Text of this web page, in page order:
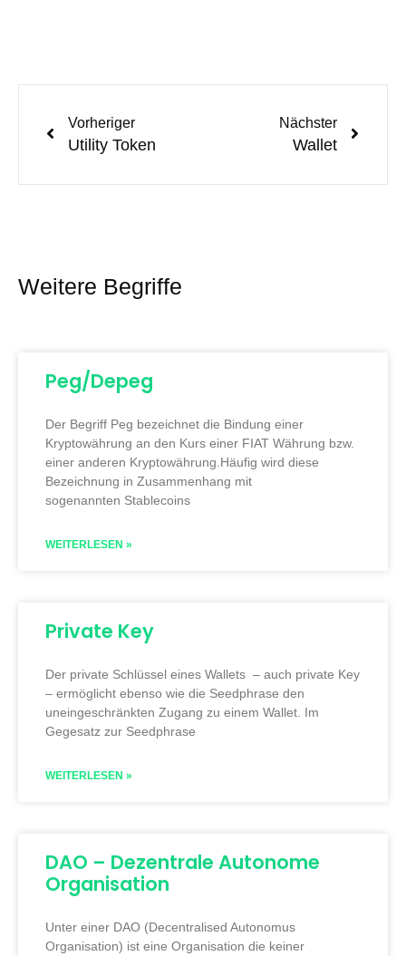
Vorheriger
Utility Token
Nächster
Wallet
Weitere Begriffe
Peg/Depeg
Der Begriff Peg bezeichnet die Bindung einer
Kryptowährung an den Kurs einer FIAT Währung bzw.
einer anderen Kryptowährung.Häufig wird diese
Bezeichnung in Zusammenhang mit
sogenannten Stablecoins
WEITERLESEN »
Private Key
Der private Schlüssel eines Wallets – auch private Key
– ermöglicht ebenso wie die Seedphrase den
uneingeschränkten Zugang zu einem Wallet. Im
Gegesatz zur Seedphrase
WEITERLESEN »
DAO – Dezentrale Autonome
Organisation
Unter einer DAO (Decentralised Autonomus
Organisation) ist eine Organisation die keiner